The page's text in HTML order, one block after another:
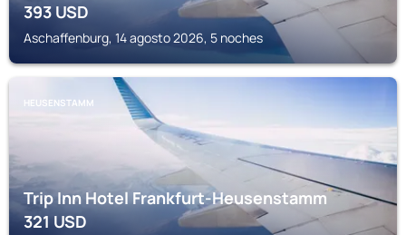
393USD
Aschaffenburg, 14 agosto 2026, 5 noches
HEUSENSTAMM
Trip Inn Hotel Frankfurt-Heusenstamm
321USD